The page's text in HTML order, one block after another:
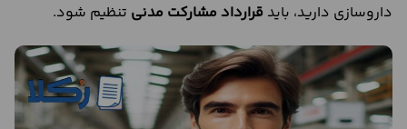
داروسازی دارید، باید قرارداد مشارکت مدنی تنظیم شود.